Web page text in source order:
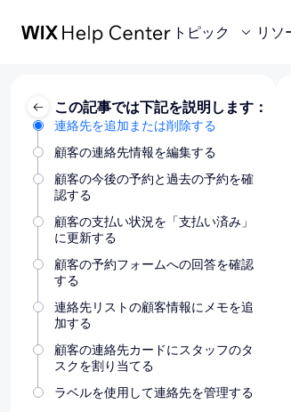
トピック リソ
この記事では下記を説明します：
連絡先を追加または削除する
顧客の連絡先情報を編集する
顧客の今後の予約と過去の予約を確
認する
顧客の支払い状況を「支払い済み」
に更新する
顧客の予約フォームへの回答を確認
する
連絡先リストの顧客情報にメモを追
加する
顧客の連絡先カードにスタッフのタ
スクを割り当てる
ラベルを使用して連絡先を管理する